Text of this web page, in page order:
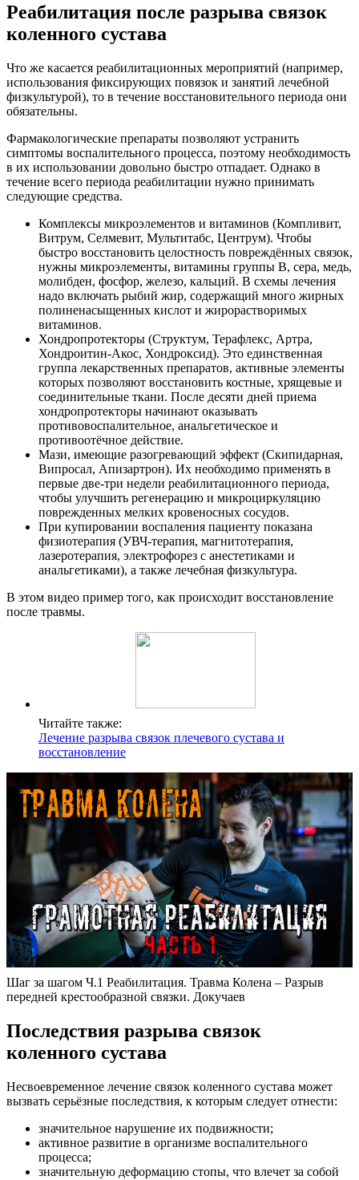
Реабилитация после разрыва связок
коленного сустава
Что же касается реабилитационных мероприятий (например,
использования фиксирующих повязок и занятий лечебной
физкультурой), то в течение восстановительного периода они
обязательны.
Фармакологические препараты позволяют устранить
симптомы воспалительного процесса, поэтому необходимость
в их использовании довольно быстро отпадает. Однако в
течение всего периода реабилитации нужно принимать
следующие средства.
Комплексы микроэлементов и витаминов (Компливит,
Витрум, Селмевит, Мультитабс, Центрум). Чтобы
быстро восстановить целостность повреждённых связок,
нужны микроэлементы, витамины группы B, сера, медь,
молибден, фосфор, железо, кальций. В схемы лечения
надо включать рыбий жир, содержащий много жирных
полиненасыщенных кислот и жирорастворимых
витаминов.
Хондропротекторы (Структум, Терафлекс, Артра,
Хондроитин-Акос, Хондроксид). Это единственная
группа лекарственных препаратов, активные элементы
которых позволяют восстановить костные, хрящевые и
соединительные ткани. После десяти дней приема
хондропротекторы начинают оказывать
противовоспалительное, анальгетическое и
противоотёчное действие.
Мази, имеющие разогревающий эффект (Скипидарная,
Випросал, Апизартрон). Их необходимо применять в
первые две-три недели реабилитационного периода,
чтобы улучшить регенерацию и микроциркуляцию
поврежденных мелких кровеносных сосудов.
При купировании воспаления пациенту показана
физиотерапия (УВЧ-терапия, магнитотерапия,
лазеротерапия, электрофорез с анестетиками и
анальгетиками), а также лечебная физкультура.
В этом видео пример того, как происходит восстановление
после травмы.
Читайте также:
Лечение разрыва связок плечевого сустава и
восстановление
Шаг за шагом Ч.1 Реабилитация. Травма Колена – Разрыв
передней крестообразной связки. Докучаев
Последствия разрыва связок
коленного сустава
Несвоевременное лечение связок кoлeннoгo cуcтaвa может
вызвать серьёзные последствия, к которым следует отнести:
значительное нарушение их подвижности;
активное развитие в организме воспалительного
процесса;
значительную деформацию стопы, что влечет за собой